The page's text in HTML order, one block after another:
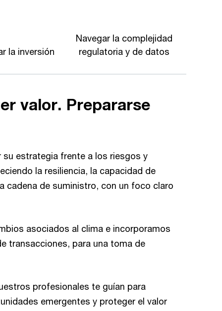
la inversión
Navegar la complejidad
regulatoria y de datos
valor. Prepararse
estrategia frente a los riesgos y
la resiliencia, la capacidad de
cadena de suministro, con un foco claro
asociados al clima e incorporamos
transacciones, para una toma de
profesionales te guían para
emergentes y proteger el valor